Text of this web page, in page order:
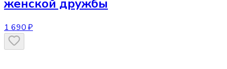
женской дружбы
1 690 ₽